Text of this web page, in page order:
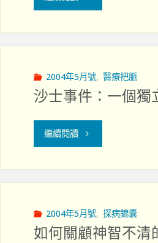
務
要
重
質"
明
──
發
CPE
2004年5月號, 醫療把脈
沙士事件：一個獨
繼續閱讀"沙
件：
一
2004年5月號, 探病錦囊
如何關顧神智不清